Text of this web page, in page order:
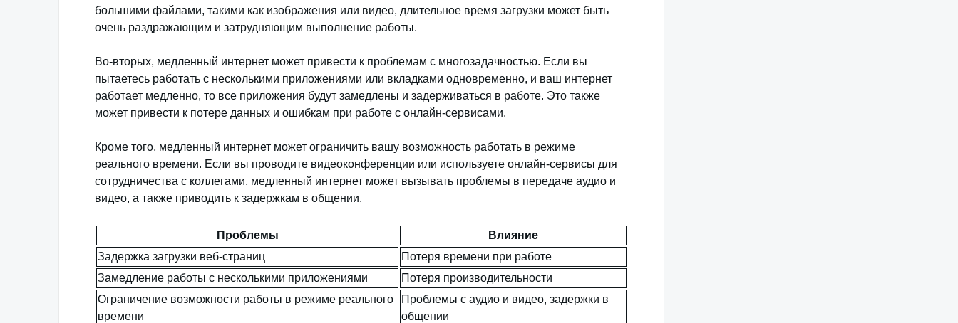
большими файлами, такими как изображения или видео, длительное время загрузки может быть
очень раздражающим и затрудняющим выполнение работы.
Во-вторых, медленный интернет может привести к проблемам с многозадачностью. Если вы
пытаетесь работать с несколькими приложениями или вкладками одновременно, и ваш интернет
работает медленно, то все приложения будут замедлены и задерживаться в работе. Это также
может привести к потере данных и ошибкам при работе с онлайн-сервисами.
Кроме того, медленный интернет может ограничить вашу возможность работать в режиме
реального времени. Если вы проводите видеоконференции или используете онлайн-сервисы для
сотрудничества с коллегами, медленный интернет может вызывать проблемы в передаче аудио и
видео, а также приводить к задержкам в общении.
Проблемы
Влияние
Задержка загрузки веб-страниц
Потеря времени при работе
Замедление работы с несколькими приложениями
Потеря производительности
Ограничение возможности работы в режиме реального
времени
Проблемы с аудио и видео, задержки в
общении